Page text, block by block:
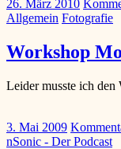
26. März 2010
Allgemein Fotografie
Workshop
Leider musste ich
3. Mai 2009
nSonic - Der Podcast